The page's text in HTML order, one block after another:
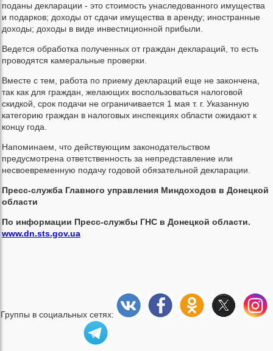
поданы декларации - это стоимость унаследованного имущества
и подарков; доходы от сдачи имущества в аренду; иностранные
доходы; доходы в виде инвестиционной прибыли.
Ведется обработка полученных от граждан деклараций, то есть
проводятся камеральные проверки.
Вместе с тем, работа по приему деклараций еще не закончена,
так как для граждан, желающих воспользоваться налоговой
скидкой, срок подачи не ограничивается 1 мая т. г. Указанную
категорию граждан в налоговых инспекциях области ожидают к
концу года.
Напоминаем, что действующим законодательством
предусмотрена ответственность за непредставление или
несвоевременную подачу годовой обязательной декларации.
Пресс-служба Главного управления Миндоходов в Донецкой
области
По информации Пресс-службы ГНС в Донецкой области.
www.dn.sts.gov.ua
Группы в социальных сетях: